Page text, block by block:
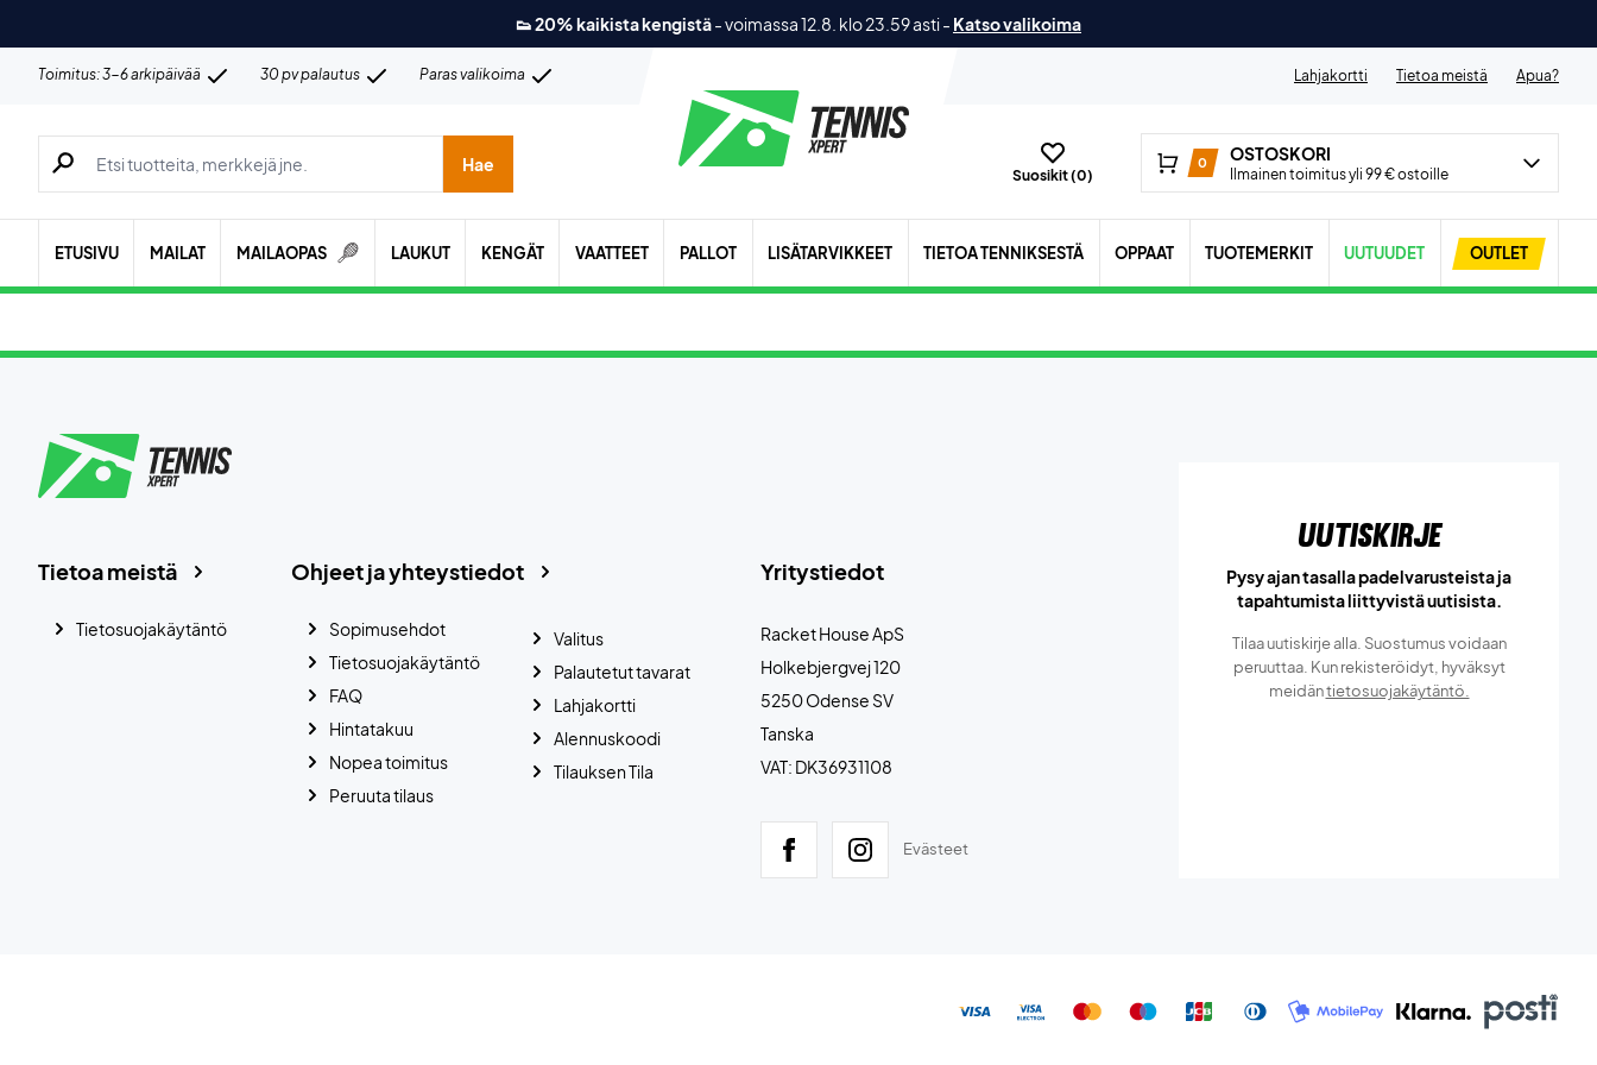
👟 20% kaikista kengistä-voimassa 12.8. klo 23.59 asti- Katso valikoima
Toimitus: 3-6 arkipäivää 30 pv palautus Paras valikoima Lahjakortti Tietoa meistä Apua?
Hae tuotteita, merkkejä jne.
Hae
Suosikit (0)
0 OSTOSKORI
Ilmainen toimitus yli 99 € ostoille
ETUSIVU MAILAT MAILAOPAS LAUKUT KENGÄT VAATTEET PALLOT LISÄTARVIKKEET TIETOA TENNIKSESTÄ OPPAAT TUOTEMERKIT UUTUUDET OUTLET
Yritystiedot
Racket House ApS
Holkebjergvej 120
5250 Odense SV
Tanska
VAT: DK36931108
Evästeet
Ohjeet ja yhteystiedot
Sopimusehdot
Tietosuojakäytäntö
FAQ
Hintatakuu
Nopea toimitus
Peruuta tilaus
Valitus
Palautetut tavarat
Lahjakortti
Alennuskoodi
Tilauksen Tila
Tietoa meistä
Tietosuojakäytäntö
Uutiskirje
Pysy ajan tasalla padelvarusteista ja
tapahtumista liittyvistä uutisista.
Tilaa uutiskirje alla. Suostumus voidaan
peruuttaa. Kun rekisteröidyt, hyväksyt
meidäntietosuojakäytäntö.